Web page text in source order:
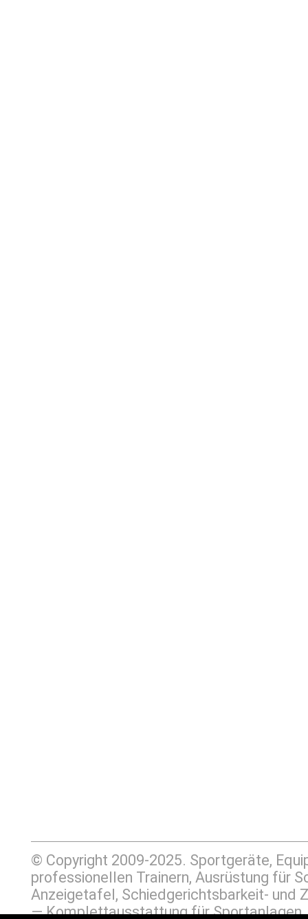
© Copyright 2009-2025. Sportgeräte,
professionellen Trainern, Ausrüstung für
Anzeigetafel, Schiedgerichtsbarkeit- und
— Komplettausstattung für Sportanlagen,